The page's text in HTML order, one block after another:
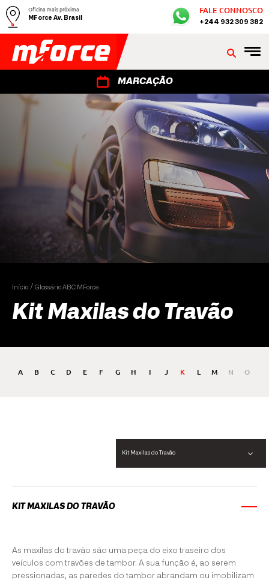
Oficina mais próxima
MForce Av. Brasil
FALE CONNOSCO
+244 932 309 382
MARCAÇÃO
Início Glossário ABC MForce
Kit Maxilas do Travão
A B C D E F G H I J K L M N O
Kit Maxilas do Travão
KIT MAXILAS DO TRAVÃO
As maxilas do travão são uma peça do eixo traseiro dos
veículos com travões de tambor. A sua função é, ao serem
pressionadas, as paredes do tambor abrandam ou imobilizam